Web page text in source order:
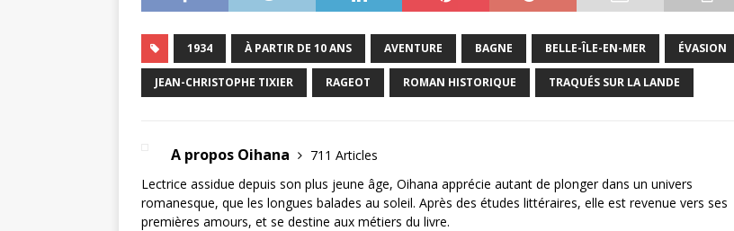
1934 À PARTIR DE 10 ANS AVENTURE BAGNE BELLE-ÎLE-EN-MER ÉVASION
JEAN-CHRISTOPHE TIXIER RAGEOT ROMAN HISTORIQUE TRAQUÉS SUR LA LANDE
A propos Oihana
711 Articles
Lectrice assidue depuis son plus jeune âge, Oihana apprécie autant de plonger dans un univers
romanesque, que les longues balades au soleil. Après des études littéraires, elle est revenue vers ses
premières amours, et se destine aux métiers du livre.